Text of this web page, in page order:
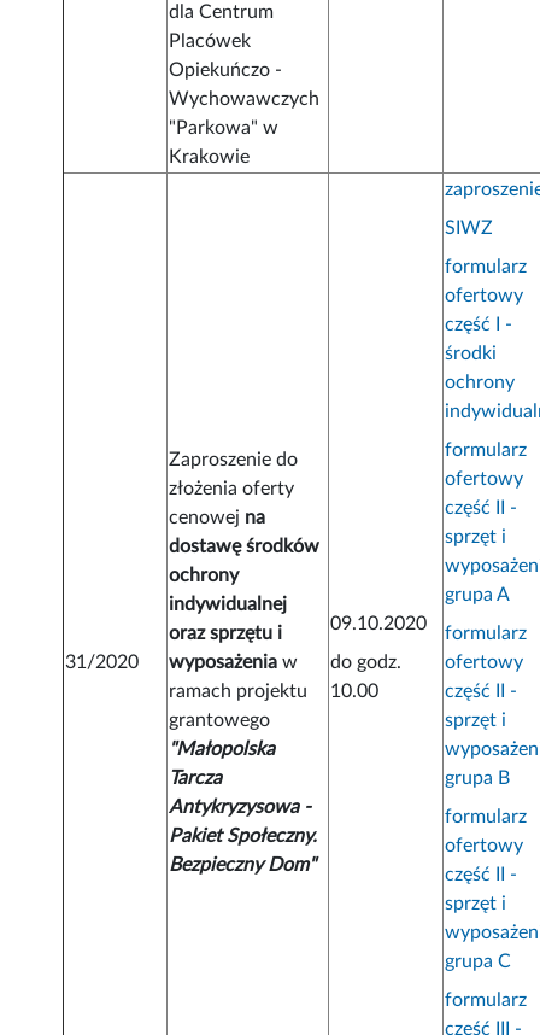
dla Centrum
Placówek
Opiekuńczo -
Wychowawczych
"Parkowa" w
Krakowie
31/2020
Zaproszenie do
złożenia oferty
cenowej na
dostawę środków
ochrony
indywidualnej
oraz sprzętu i
wyposażeniaw
ramach projektu
grantowego
"Małopolska
Tarcza
Antykryzysowa -
Pakiet Społeczny.
Bezpieczny Dom"
09.10.2020
do godz.
10.00
SIWZ
formularz
ofertowy
część I -
środki
ochrony
formularz
ofertowy
część II -
sprzęt i
grupa A
formularz
ofertowy
część II -
sprzęt i
grupa B
formularz
ofertowy
część II -
sprzęt i
grupa C
formularz
część III -